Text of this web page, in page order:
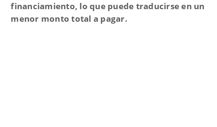
financiamiento, lo que puede traducirse en un
menor monto total a pagar.